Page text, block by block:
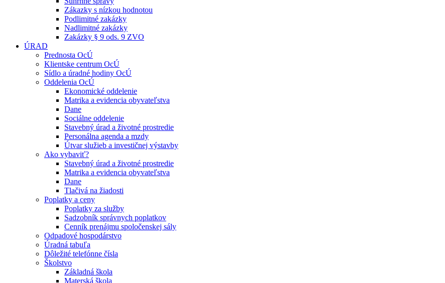
Zákazky s nízkou hodnotou
Podlimitné zakázky
Nadlimitné zakázky
Zakázky § 9 ods. 9 ZVO
ÚRAD
Prednosta OcÚ
Klientske centrum OcÚ
Sídlo a úradné hodiny OcÚ
Oddelenia OcÚ
Ekonomické oddelenie
Matrika a evidencia obyvateľstva
Dane
Sociálne oddelenie
Stavebný úrad a životné prostredie
Personálna agenda a mzdy
Útvar služieb a investičnej výstavby
Ako vybaviť?
Stavebný úrad a životné prostredie
Matrika a evidencia obyvateľstva
Dane
Tlačivá na žiadosti
Poplatky a ceny
Poplatky za služby
Sadzobník správnych poplatkov
Cenník prenájmu spoločenskej sály
Odpadové hospodárstvo
Úradná tabuľa
Dôležité telefónne čísla
Školstvo
Základná škola
Materská škola